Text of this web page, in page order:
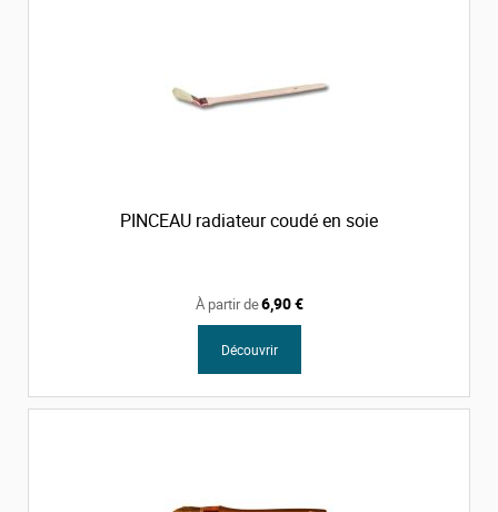
PINCEAU radiateur coudé en soie
À partir de6,90 €
Découvrir